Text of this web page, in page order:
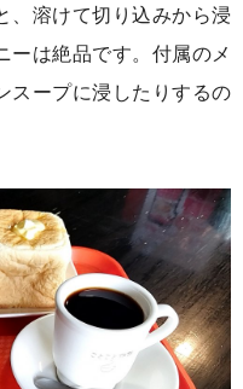
、溶けて切り込みから浸
ーは絶品です。付属のメ
スープに浸したりするの